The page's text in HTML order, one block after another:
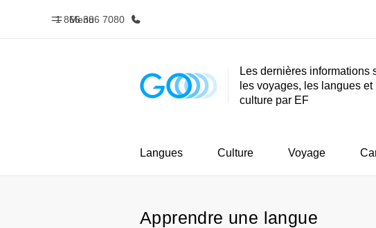
Menu
1 866 386 7080
Accueil Programmes
Nos offres
Les dernières informations
les voyages, les langues et
culture par EF
Langues Culture Voyage
Apprendre une langue